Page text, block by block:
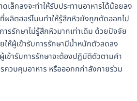
ดเล็กลงจะทำให้รับประทานอาหารได้น้อยลง
ผลิตฮอร์โมนทำให้รู้สึกหิวยังถูกตัดออกไป
ารรักษาไม่รู้สึกหิวมากเท่าเดิม ด้วยปัจจัย
ให้ผู้เข้ารับการรักษามีน้ำหนักตัวลดลง
เข้ารับการรักษาจะต้องปฏิบัติตัวตามคำ
ควบคุมอาหาร หรือออกกกำลังกายร่วม